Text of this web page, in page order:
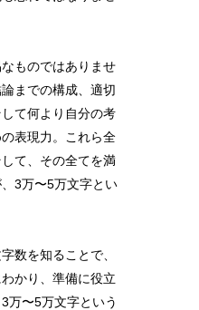
ものではありませ
までの構成、適切
て何より自分の考
表現力。これら全
て、その全てを満
3万〜5万文字とい
数を知ることで、
かり、準備に役立
万〜5万文字という